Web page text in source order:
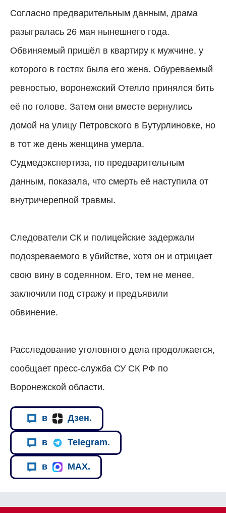
Согласно предварительным данным, драма
разыгралась 26 мая нынешнего года.
Обвиняемый пришёл в квартиру к мужчине, у
которого в гостях была его жена. Обуреваемый
ревностью, воронежский Отелло принялся бить
её по голове. Затем они вместе вернулись
домой на улицу Петровского в Бутурлиновке, но
в тот же день женщина умерла.
Судмедэкспертиза, по предварительным
данным, показала, что смерть её наступила от
внутричерепной травмы.
Следователи СК и полицейские задержали
подозреваемого в убийстве, хотя он и отрицает
свою вину в содеянном. Его, тем не менее,
заключили под стражу и предъявили
обвинение.
Расследование уголовного дела продолжается,
сообщает пресс-служба СУ СК РФ по
Воронежской области.
в Дзен.
в Telegram.
в MAX.